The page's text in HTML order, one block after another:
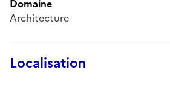
Domaine
Architecture
Localisation